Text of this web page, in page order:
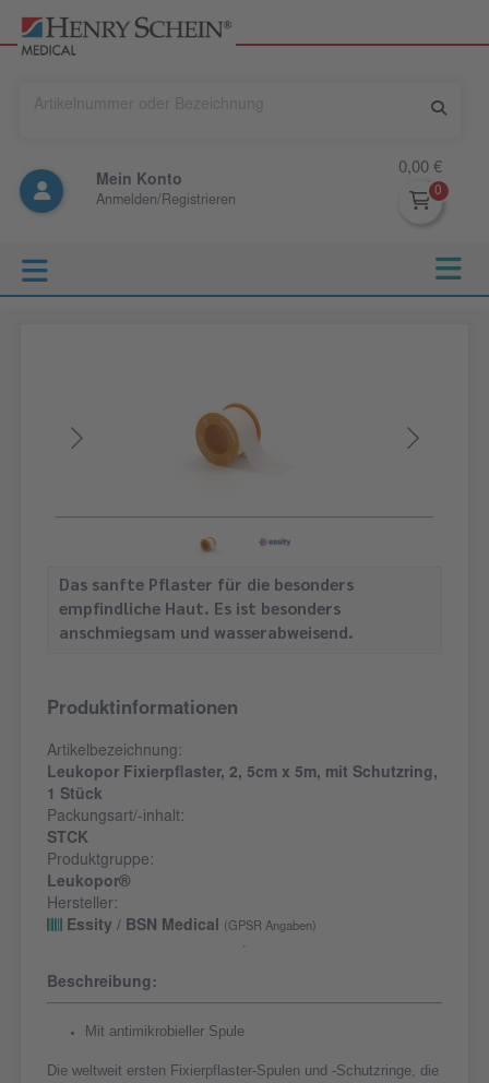
Mein Konto
Anmelden/Registrieren
0,00 €
Das sanfte Pflaster für die besonders
empfindliche Haut. Es ist besonders
anschmiegsam und wasserabweisend.
Produktinformationen
Artikelbezeichnung:
Leukopor Fixierpflaster, 2, 5cm x 5m, mit Schutzring,
1 Stück
Packungsart/-inhalt:
STCK
Produktgruppe:
Leukopor®
Hersteller:
Essity / BSN Medical
(GPSR Angaben)
Beschreibung:
Mit antimikrobieller Spule
Die weltweit ersten Fixierpflaster-Spulen und -Schutzringe, die